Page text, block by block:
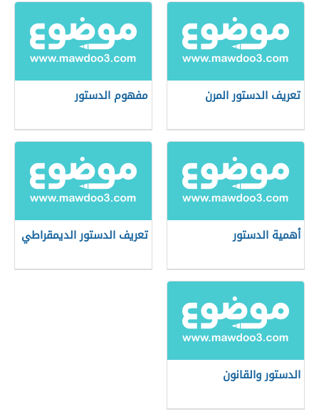
تعريف الدستور المرن مفهوم الدستور
أهمية الدستور تعريف الدستور الديمقراطي
الدستور والقانون